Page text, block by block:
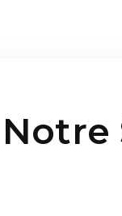
Notre